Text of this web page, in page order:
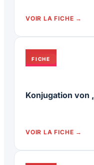
VOIR LA FICHE
FICHE
Konjugation von
VOIR LA FICHE